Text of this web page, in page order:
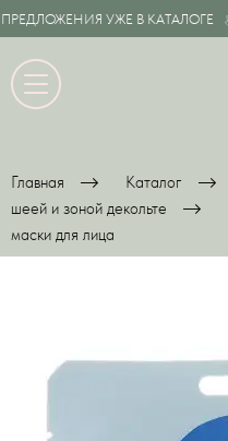
УЖЕ В КАТАЛОГЕ
Главная Каталог
шеей и зоной декольте
маски для лица